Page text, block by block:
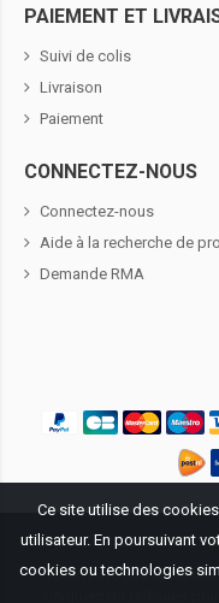
PAIEMENT ET
Suivi de colis
Livraison
Paiement
CONNECTEZ-NOUS
Connectez-nous
Aide à la recherche de
Demande RMA
Propriété littéraire ©2026
Tous les logos et les
uniquement utilisées
Ce site utilise des
utilisateur. En poursuivant
cookies ou technologies